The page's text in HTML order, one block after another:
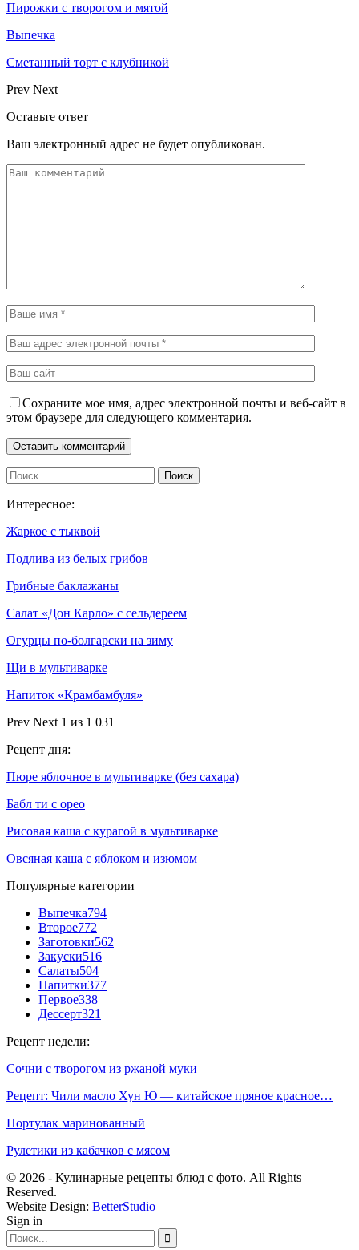
Пирожки с творогом и мятой
Выпечка
Сметанный торт с клубникой
Prev Next
Оставьте ответ
Ваш электронный адрес не будет опубликован.
Сохраните мое имя, адрес электронной почты и веб-сайт в
этом браузере для следующего комментария.
Интересное:
Жаркое с тыквой
Подлива из белых грибов
Грибные баклажаны
Салат «Дон Карло» с сельдереем
Огурцы по-болгарски на зиму
Щи в мультиварке
Напиток «Крамбамбуля»
Prev Next 1 из 1 031
Рецепт дня:
Пюре яблочное в мультиварке (без сахара)
Бабл ти с орео
Рисовая каша с курагой в мультиварке
Овсяная каша с яблоком и изюмом
Популярные категории
Выпечка794
Второе772
Заготовки562
Закуски516
Салаты504
Напитки377
Первое338
Дессерт321
Рецепт недели:
Сочни с творогом из ржаной муки
Рецепт: Чили масло Хун Ю — китайское пряное красное…
Портулак маринованный
Рулетики из кабачков с мясом
© 2026 - Кулинарные рецепты блюд с фото. All Rights
Reserved.
Website Design: BetterStudio
Sign in